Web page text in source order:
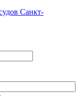
Санкт-